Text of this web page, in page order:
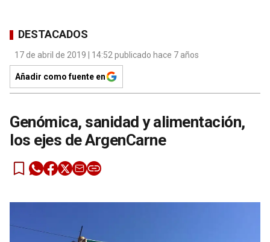
DESTACADOS
17 de abril de 2019 | 14:52 publicado hace 7 años
Añadir como fuente en
Genómica, sanidad y alimentación,
los ejes de ArgenCarne